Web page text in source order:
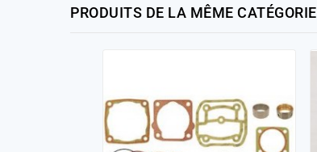
PRODUITS DE LA MÊME CATÉGORIE